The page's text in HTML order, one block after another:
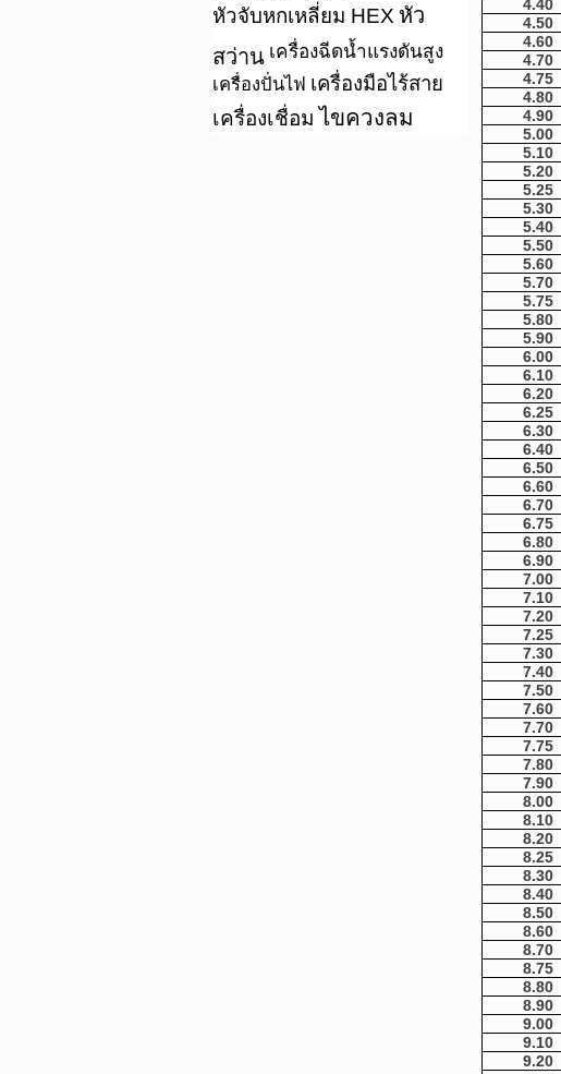
หัวจับหกเหลี่ยม HEX หัว
สว่าน เครื่องฉีดน้ำแรงดันสูง
เครื่องปั่นไฟ เครื่องมือไร้สาย
เครื่องเชื่อม ไขควงลม
4.40
4.50
4.60
4.70
4.75
4.80
4.90
5.00
5.10
5.20
5.25
5.30
5.40
5.50
5.60
5.70
5.75
5.80
5.90
6.00
6.10
6.20
6.25
6.30
6.40
6.50
6.60
6.70
6.75
6.80
6.90
7.00
7.10
7.20
7.25
7.30
7.40
7.50
7.60
7.70
7.75
7.80
7.90
8.00
8.10
8.20
8.25
8.30
8.40
8.50
8.60
8.70
8.75
8.80
8.90
9.00
9.10
9.20